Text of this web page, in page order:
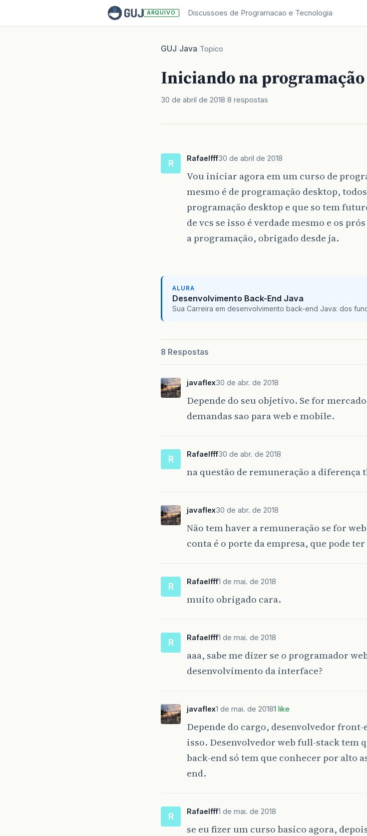
ARQUIVO Discussoes de Programacao e Tecnologia
GUJ/Java/Topico
Iniciando na programação
30 de abril de 2018 8 respostas
R Rafaelfff30 de abril de 2018
Vou iniciar agora em um curso de
mesmo é de programação desktop,
programação desktop e que so tem
de vcs se isso é verdade mesmo e os
a programação, obrigado desde ja.
ALURA
Desenvolvimento Back-End Java
Sua Carreira em desenvolvimento back-end Java: dos
8 Respostas
javaflex30 de abr. de 2018
Depende do seu objetivo. Se for
demandas sao para web e mobile.
R Rafaelfff30 de abr. de 2018
na questão de remuneração a diferença
javaflex30 de abr. de 2018
Não tem haver a remuneração se for
conta é o porte da empresa, que pode
R Rafaelfff1 de mai. de 2018
muito obrigado cara.
R Rafaelfff1 de mai. de 2018
aaa, sabe me dizer se o programador
desenvolvimento da interface?
javaflex1 de mai. de 20181 like
Depende do cargo, desenvolvedor
isso. Desenvolvedor web full-stack tem
back-end só tem que conhecer por alto
end.
R Rafaelfff1 de mai. de 2018
se eu fizer um curso basico agora,